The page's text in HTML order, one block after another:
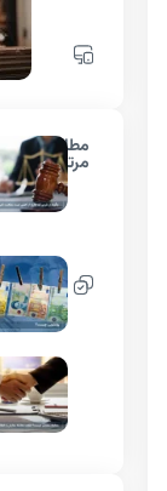
مطالب
مرتبط